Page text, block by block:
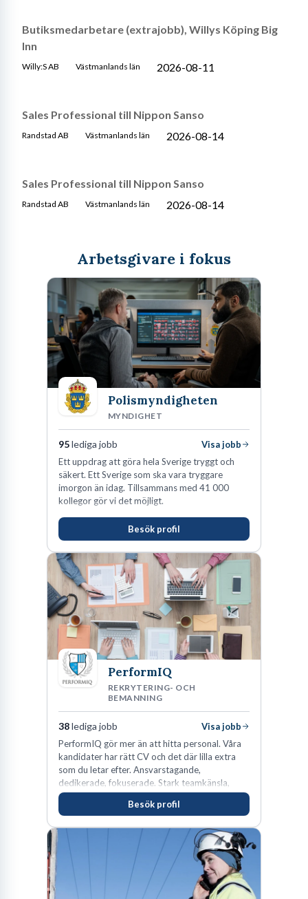
Butiksmedarbetare (extrajobb), Willys Köping Big
Inn
Willy:S AB Västmanlands län 2026-08-11
Sales Professional till Nippon Sanso
Randstad AB Västmanlands län 2026-08-14
Sales Professional till Nippon Sanso
Randstad AB Västmanlands län 2026-08-14
Arbetsgivare i fokus
Polismyndigheten
MYNDIGHET
95lediga jobb
Visa jobb
Ett uppdrag att göra hela Sverige tryggt och
säkert. Ett Sverige som ska vara tryggare
imorgon än idag. Tillsammans med 41 000
kollegor gör vi det möjligt.
Besök profil
PerformIQ
REKRYTERING- OCH
BEMANNING
38lediga jobb
Visa jobb
PerformIQ gör mer än att hitta personal. Våra
kandidater har rätt CV och det där lilla extra
som du letar efter. Ansvarstagande,
dedikerade, fokuserade. Stark teamkänsla,
vinnarinstinkt och hälsomedvetna. Vi kallar det
för idrottens egenskaper.
Besök profil